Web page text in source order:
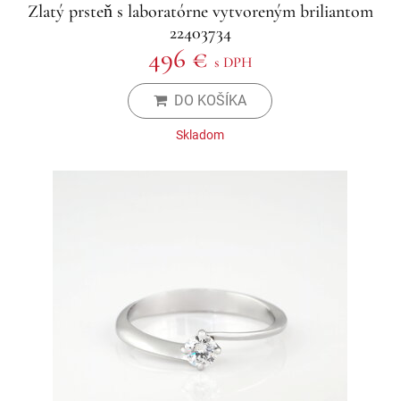
Zlatý prsteň s laboratórne vytvoreným briliantom
22403734
496 € s DPH
DO KOŠÍKA
Skladom